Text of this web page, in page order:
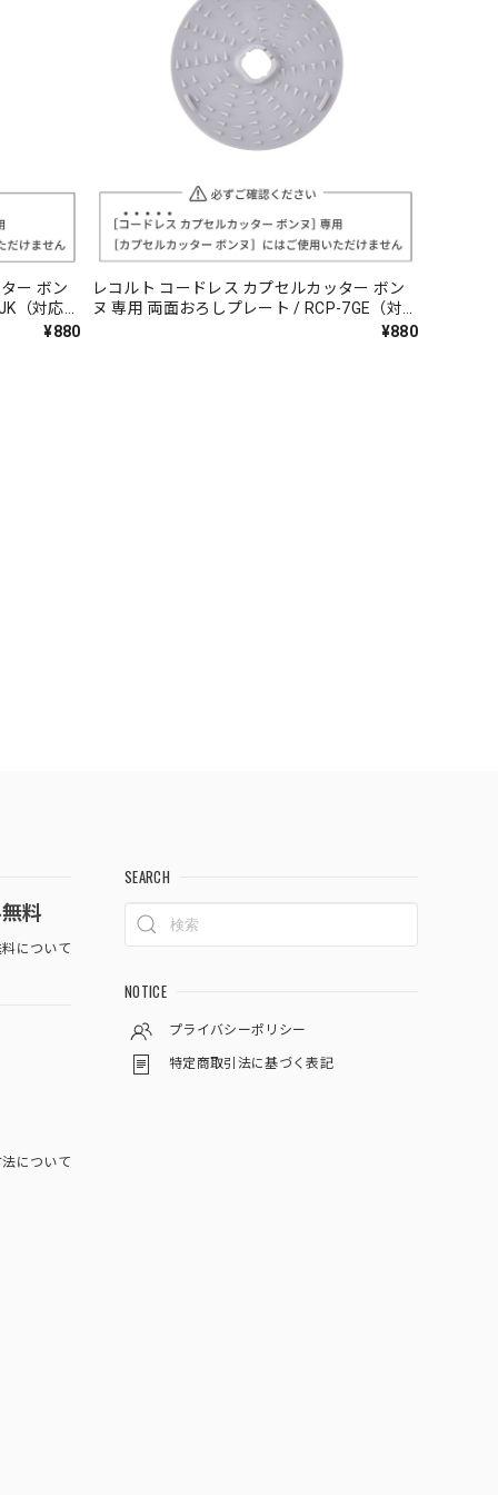
ー ボン
（対応型
¥880
レコルト コードレス カプセルカッター ボン
ヌ 専用 両面おろしプレート / RCP-7GE（対
¥880
料
について
について
SEARCH
NOTICE
プライバシーポリシー
特定商取引法に基づく表記